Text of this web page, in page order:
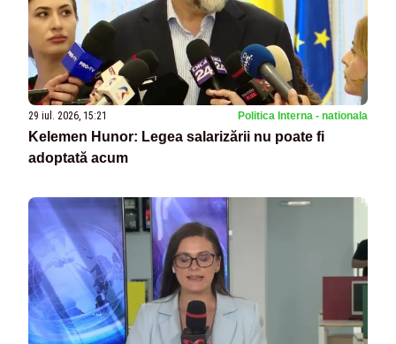
29 iul. 2026, 15:21 Politica Interna - nationala
Kelemen Hunor: Legea salarizării nu poate fi
adoptată acum